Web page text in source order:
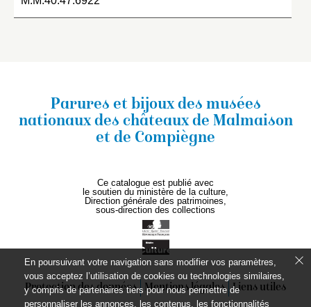
Parures et bijoux des musées
nationauxdes châteaux de Malmaison
et de Compiègne
Ce catalogue est publié avec
le soutien du ministère de la culture,
Direction générale des patrimoines,
sous-direction des collections
Protection des données Mentions légales Liens utiles
En poursuivant votre navigation sans modifier vos paramètres,
vous acceptez l’utilisation de cookies ou technologies similaires,
y compris de partenaires tiers pour nous permettre de
personnaliser les annonces, les contenus, les fonctionnalités